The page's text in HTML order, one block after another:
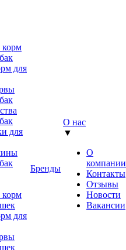
корм
для
для
корм
для
Бренды
О нас
▼
О
компании
Контакты
Отзывы
Новости
Вакансии